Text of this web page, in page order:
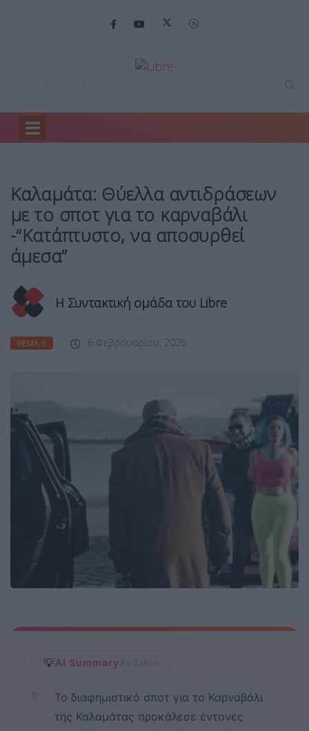
Home
Καλαμάτα: Θύελλα αντιδράσεων…
Καλαμάτα: Θύελλα αντιδράσεων
με το σποτ για το καρναβάλι
-“Κατάπτυστο, να αποσυρθεί
άμεσα”
Η Συντακτική ομάδα του Libre
ΘΈΜΑ 5 6 Φεβρουαρίου, 2026
💡AI Summary by Libre
✨
Το διαφημιστικό σποτ για το Καρναβάλι
της Καλαμάτας προκάλεσε έντονες